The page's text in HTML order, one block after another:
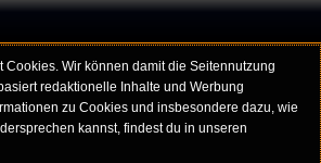
Cookies. Wir können damit die Seitennutzung
redaktionelle Inhalte und Werbung
zu Cookies und insbesondere dazu, wie
kannst, findest du in unseren